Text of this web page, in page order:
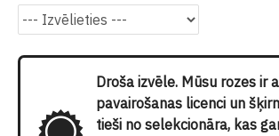
Droša izvēle. Mūsu rozes ir
pavairošanas licenci un
tieši no selekcionāra, kas